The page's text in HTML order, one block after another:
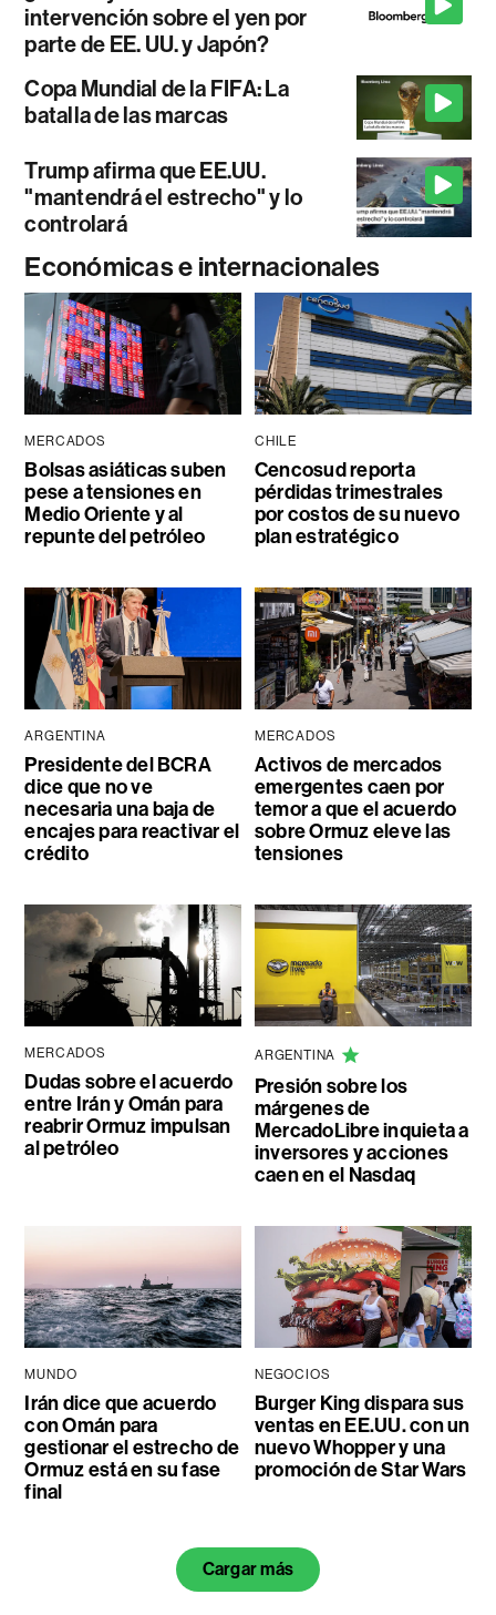
intervención sobre el yen por
parte de EE. UU. y Japón?
Copa Mundial de la FIFA: La
batalla de las marcas
Trump afirma que EE.UU.
"mantendrá el estrecho" y lo
controlará
Económicas e internacionales
MERCADOS
Bolsas asiáticas suben
pese a tensiones en
Medio Oriente y al
repunte del petróleo
CHILE
Cencosud reporta
pérdidas trimestrales
por costos de su nuevo
plan estratégico
ARGENTINA
Presidente del BCRA
dice que no ve
necesaria una baja de
encajes para reactivar el
crédito
MERCADOS
Activos de mercados
emergentes caen por
temor a que el acuerdo
sobre Ormuz eleve las
tensiones
MERCADOS
Dudas sobre el acuerdo
entre Irán y Omán para
reabrir Ormuz impulsan
al petróleo
ARGENTINA
Presión sobre los
márgenes de
MercadoLibre inquieta a
inversores y acciones
caen en el Nasdaq
MUNDO
Irán dice que acuerdo
con Omán para
gestionar el estrecho de
Ormuz está en su fase
final
NEGOCIOS
Burger King dispara sus
ventas en EE.UU. con un
nuevo Whopper y una
promoción de Star Wars
Cargar más